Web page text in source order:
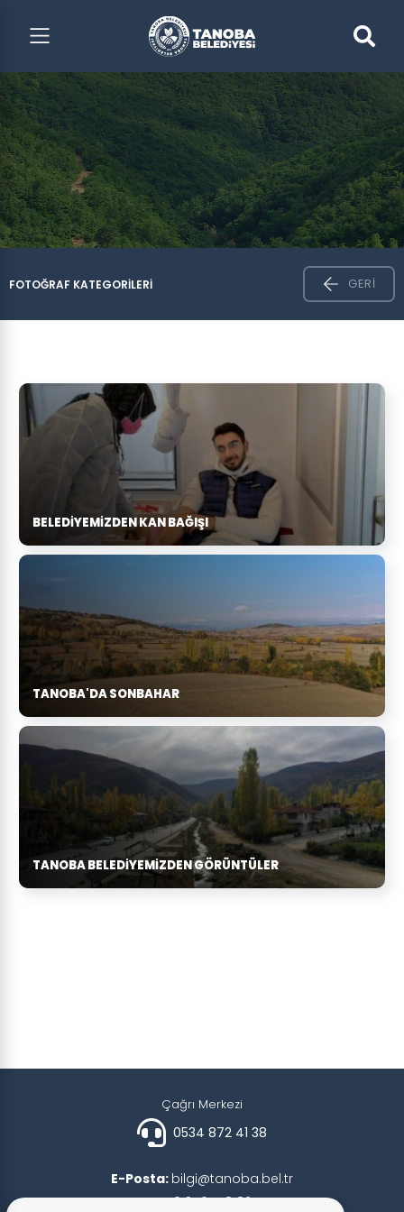
FOTOĞRAF KATEGORILERI GERI
BELEDIYEMIZDEN KAN BAĞIŞI
TANOBA'DA SONBAHAR
TANOBA BELEDIYEMIZDEN GÖRÜNTÜLER
Çağrı Merkezi
0534 872 41 38
E-Posta: bilgi@tanoba.bel.tr
Faks:0 356 778 82 57